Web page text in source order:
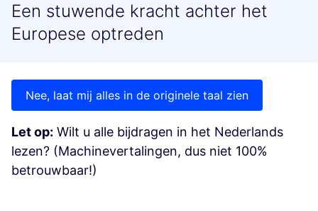
Een stuwende kracht achter het
Europese optreden
Nee, laat mij alles in de originele taal zien
Let op: Wilt u alle bijdragen in het Nederlands
lezen? (Machinevertalingen, dus niet 100%
betrouwbaar!)